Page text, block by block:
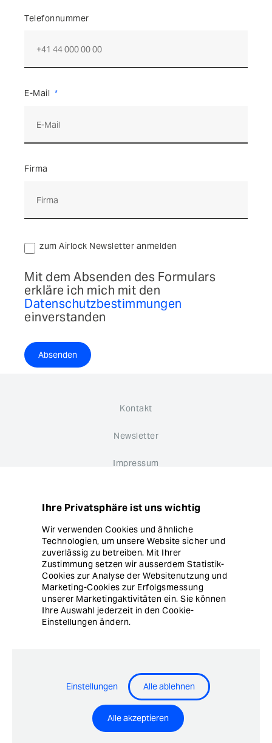
Telefonnummer
E-Mail
Firma
zum Airlock Newsletter anmelden
Mit dem Absenden des Formulars
erkläre ich mich mit den
Datenschutzbestimmungen
einverstanden
Absenden
Kontakt
Newsletter
Impressum
Cookie Einstellungen
© Copyright Ergon Informatik AG
Airlock® - Security Innovation by Ergon Informatik AG
Ihre Privatsphäre ist uns wichtig
Wir verwenden Cookies und ähnliche
Technologien, um unsere Website sicher und
zuverlässig zu betreiben. Mit Ihrer
Zustimmung setzen wir ausserdem Statistik-
Cookies zur Analyse der Websitenutzung und
Marketing-Cookies zur Erfolgsmessung
unserer Marketingaktivitäten ein. Sie können
Ihre Auswahl jederzeit in den Cookie-
Einstellungen ändern.
Einstellungen Alle ablehnen
Alle akzeptieren